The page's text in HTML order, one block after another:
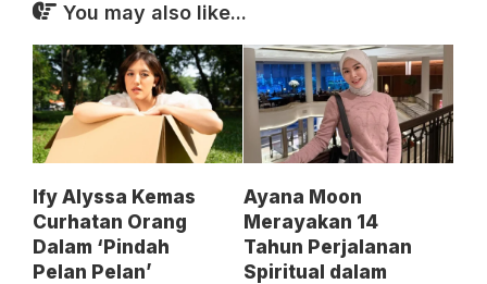
You may also like...
Ify Alyssa Kemas
Curhatan Orang
Dalam ‘Pindah
Pelan Pelan’
Ayana Moon
Merayakan 14
Tahun Perjalanan
Spiritual dalam